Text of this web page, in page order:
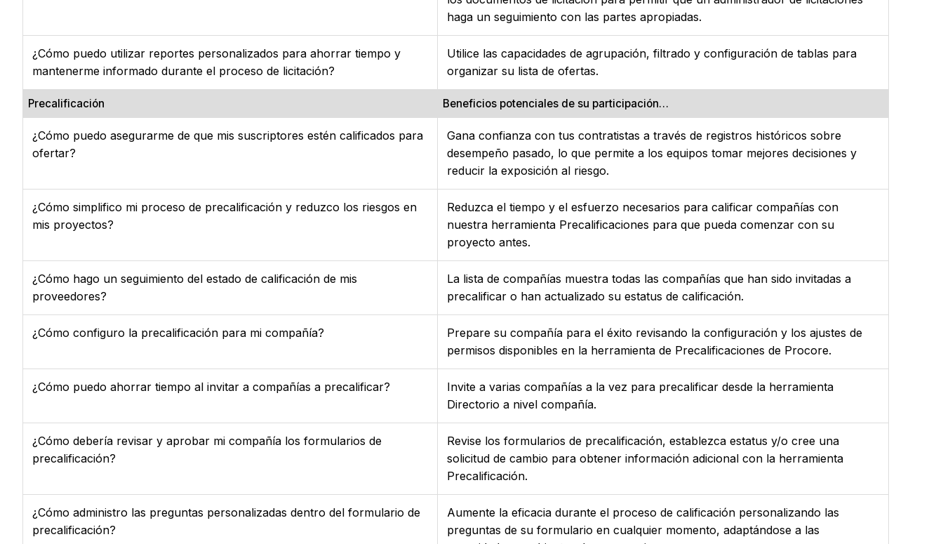
haga un seguimiento con las partes apropiadas.
¿Cómo puedo utilizar reportes personalizados para ahorrar tiempo y
mantenerme informado durante el proceso de licitación?
Utilice las capacidades de agrupación, filtrado y configuración de tablas para
organizar su lista de ofertas.
Precalificación Beneficios potenciales de su participación…
¿Cómo puedo asegurarme de que mis suscriptores estén calificados para
ofertar?
Gana confianza con tus contratistas a través de registros históricos sobre
desempeño pasado, lo que permite a los equipos tomar mejores decisiones y
reducir la exposición al riesgo.
¿Cómo simplifico mi proceso de precalificación y reduzco los riesgos en
mis proyectos?
Reduzca el tiempo y el esfuerzo necesarios para calificar compañías con
nuestra herramienta Precalificaciones para que pueda comenzar con su
proyecto antes.
¿Cómo hago un seguimiento del estado de calificación de mis
proveedores?
La lista de compañías muestra todas las compañías que han sido invitadas a
precalificar o han actualizado su estatus de calificación.
¿Cómo configuro la precalificación para mi compañía?
Prepare su compañía para el éxito revisando la configuración y los ajustes de
permisos disponibles en la herramienta de Precalificaciones de Procore.
¿Cómo puedo ahorrar tiempo al invitar a compañías a precalificar?
Invite a varias compañías a la vez para precalificar desde la herramienta
Directorio a nivel compañía.
¿Cómo debería revisar y aprobar mi compañía los formularios de
precalificación?
Revise los formularios de precalificación, establezca estatus y/o cree una
solicitud de cambio para obtener información adicional con la herramienta
Precalificación.
¿Cómo administro las preguntas personalizadas dentro del formulario de
precalificación?
Aumente la eficacia durante el proceso de calificación personalizando las
preguntas de su formulario en cualquier momento, adaptándose a las